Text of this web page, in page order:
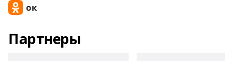
Партнеры